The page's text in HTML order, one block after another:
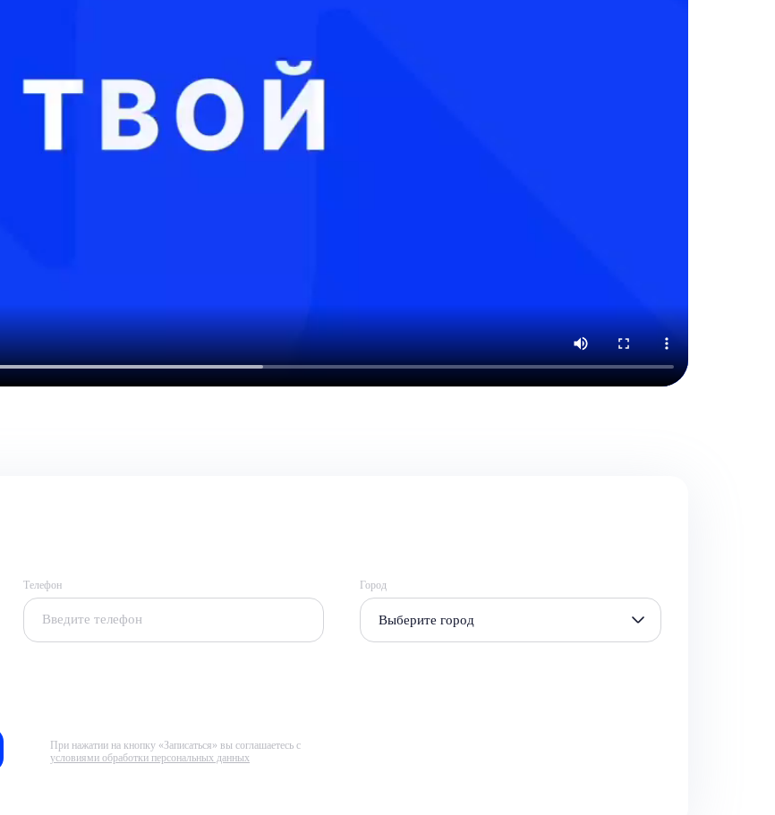
Телефон Город
Выберите город
При нажатии на кнопку «Записаться» вы соглашаетесь с
условиями обработки персональных данных